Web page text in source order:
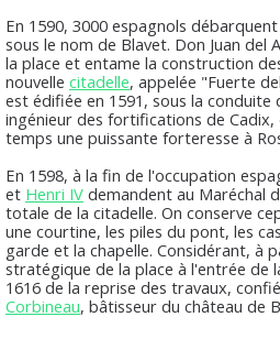
En 1590, 3000 espagnols
sous le nom de Blavet. Don Juan del
la place et entame la construction
nouvelle citadelle, appelée "Fuerte
est édifiée en 1591, sous la conduite
ingénieur des fortifications de Cadix,
temps une puissante forteresse à
En 1598, à la fin de l'occupation
et Henri IV demandent au Maréchal
totale de la citadelle. On conserve
une courtine, les piles du pont, les
garde et la chapelle. Considérant, à
stratégique de la place à l'entrée de
1616 de la reprise des travaux,
Corbineau, bâtisseur du château de